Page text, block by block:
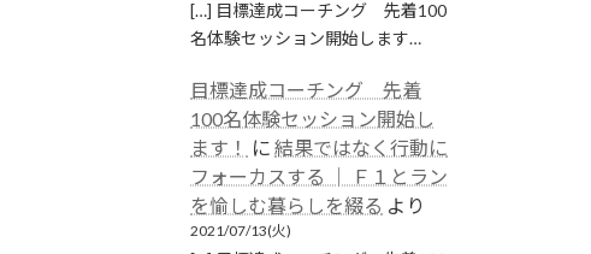
[…] 目標達成コーチング 先着100
名体験セッション開始します…
目標達成コーチング 先着
100名体験セッション開始し
ます！
に結果ではなく行動に
フォーカスする │ Ｆ１とラン
を愉しむ暮らしを綴る より
2021/07/13(火)